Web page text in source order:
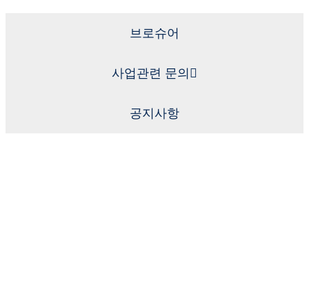
브로슈어
사업관련 문의
공지사항